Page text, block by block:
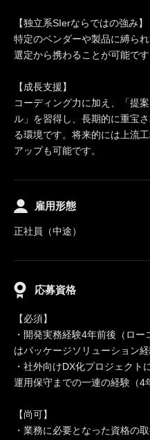
【独立系SIerならではの強み】
特定のベンダーや製品に縛ら
選定から携わることが可能です
【成長支援】
コーディング力に加え、「提
ル」を習得し、長期的に重宝
る環境です。将来的には上流
アップも可能です。
雇用形態
正社員（中途）
応募資格
【必須】
・開発実務経験4年前後（ロ
はパッケージソリューション経
・社外向けDX化プロジェクト
運用保守までの一連の経験（4
【尚可】
・業務に必要となった資格の